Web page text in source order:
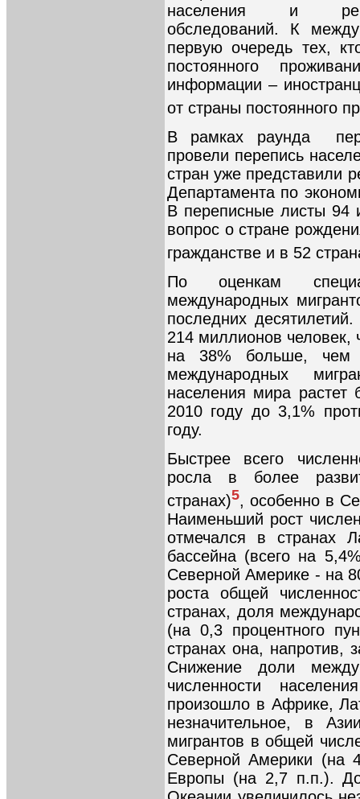
населения и
обследований. К
первую очередь тех,
постоянного
информации –
от страны постоянного
В рамках раунда
провели перепись
стран уже представили
Департамента по
В переписные листы 94
вопрос о стране
гражданстве и в 52
По оценкам
международных
последних
214 миллионов человек,
на 38% больше,
международных
населения мира растет
2010 году до 3,1%
году.
Быстрее всего
росла в более
странах)5, особенно в
Наименьший рост
отмечался в странах
бассейна (всего на
Северной Америке - на
роста общей
странах, доля
(на 0,3 процентного
странах она, напротив,
Снижение доли
численности
произошло в Африке,
незначительное, в
мигрантов в общей
Северной Америки
Европы (на 2,7 п.п.).